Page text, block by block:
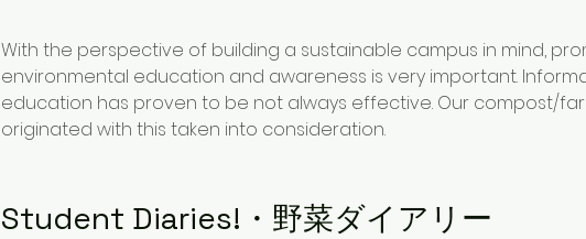
With the perspective of building a sustainable campus in mind,
environmental education and awareness is very important.
education has proven to be not always effective. Our compost/
originated with this taken into consideration.
Student Diaries!・野菜ダイアリー